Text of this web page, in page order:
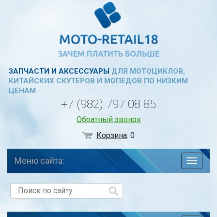
ЗАПЧАСТИ И АКСЕССУАРЫДЛЯ МОТОЦИКЛОВ,
КИТАЙСКИХ СКУТЕРОВ И МОПЕДОВ ПО НИЗКИМ
ЦЕНАМ
+7 (982) 797 08 85
Обратный звонок
Корзина:0
по
Меню сайта: